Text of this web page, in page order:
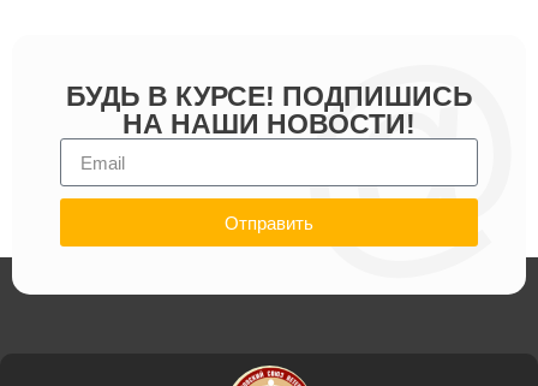
БУДЬ В КУРСЕ! ПОДПИШИСЬ
НА НАШИ НОВОСТИ!
Отправить